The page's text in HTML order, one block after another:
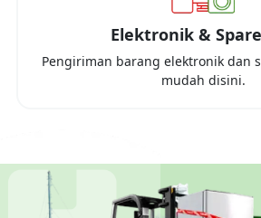
Elektronik &
Pengiriman barang elektronik dan
mudah disini.